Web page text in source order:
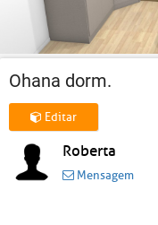
Ohana dorm.
Editar
Roberta
Mensagem